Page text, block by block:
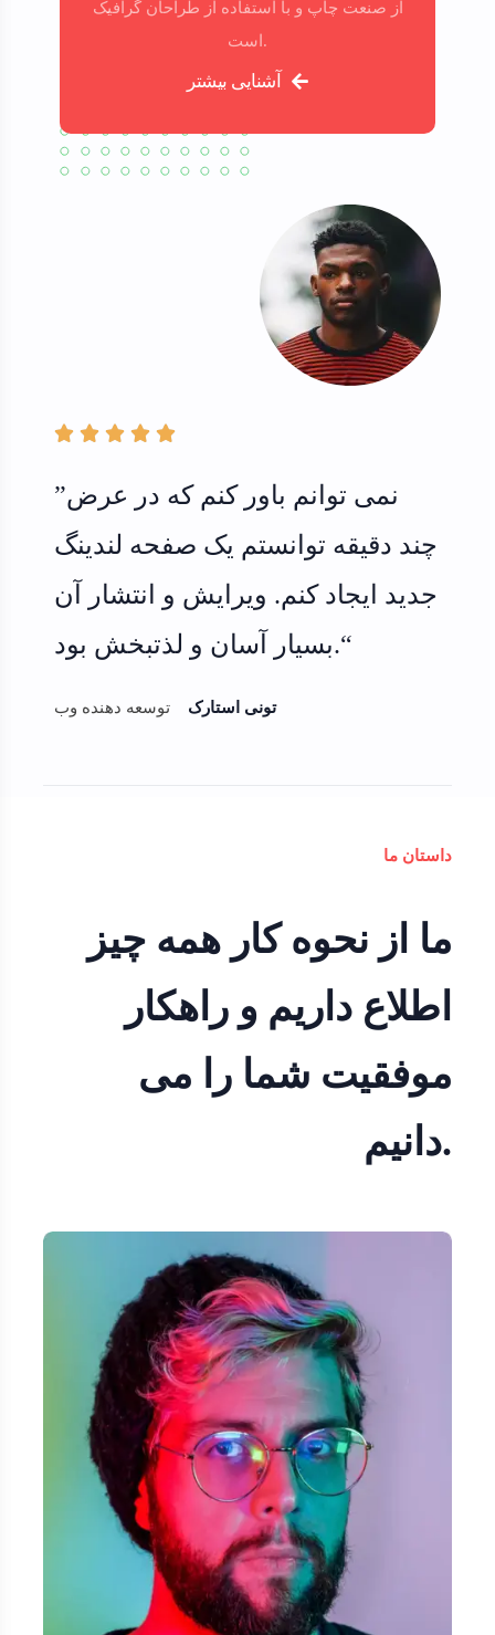
از صنعت چاپ و با استفاده از طراحان گرافیک
است.
آشنایی بیشتر
    
”نمی توانم باور کنم که در عرض
چند دقیقه توانستم یک صفحه لندینگ
جدید ایجاد کنم. ویرایش و انتشار آن
بسیار آسان و لذتبخش بود.“
تونی استارک توسعه دهنده وب
داستان ما
ما از نحوه کار همه چیز
اطلاع داریم و راهکار
موفقیت شما را می
دانیم.